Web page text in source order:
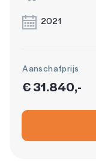
2021
Aanschafprijs
€ 31.840,-